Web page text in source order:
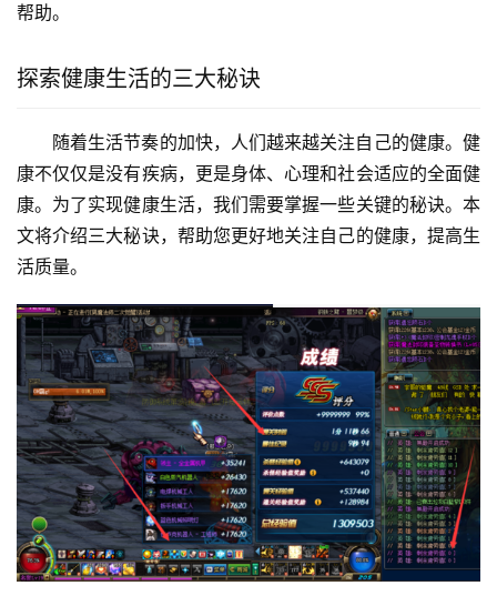
帮助。
探索健康生活的三大秘诀
随着生活节奏的加快，人们越来越关注自己的健康。健
康不仅仅是没有疾病，更是身体、心理和社会适应的全面健
康。为了实现健康生活，我们需要掌握一些关键的秘诀。本
文将介绍三大秘诀，帮助您更好地关注自己的健康，提高生
活质量。